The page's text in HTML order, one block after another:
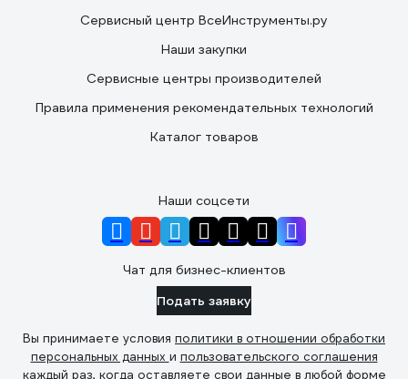
Сервисный центр ВсеИнструменты.ру
Наши закупки
Сервисные центры производителей
Правила применения рекомендательных технологий
Каталог товаров
Наши соцсети
Чат для бизнес-клиентов
Подать заявку
Вы принимаете условия политики в отношении обработки
персональных данных и пользовательского соглашения
каждый раз, когда оставляете свои данные в любой форме